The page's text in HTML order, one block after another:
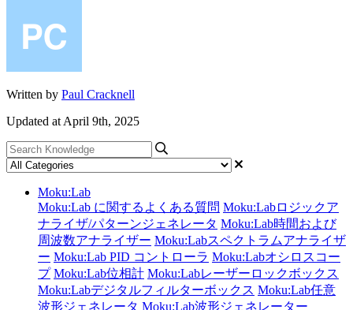
Written by Paul Cracknell
Updated at April 9th, 2025
Moku:Lab
Moku:Lab に関するよくある質問 Moku:Labロジックア
ナライザ/パターンジェネレータ Moku:Lab時間および
周波数アナライザー Moku:Labスペクトラムアナライザ
ー Moku:Lab PID コントローラ Moku:Labオシロスコー
プ Moku:Lab位相計 Moku:Labレーザーロックボックス
Moku:Labデジタルフィルターボックス Moku:Lab任意
波形ジェネレータ Moku:Lab波形ジェネレーター